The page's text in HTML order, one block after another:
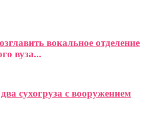
вокальное отделение
вуза...
сухогруза с вооружением